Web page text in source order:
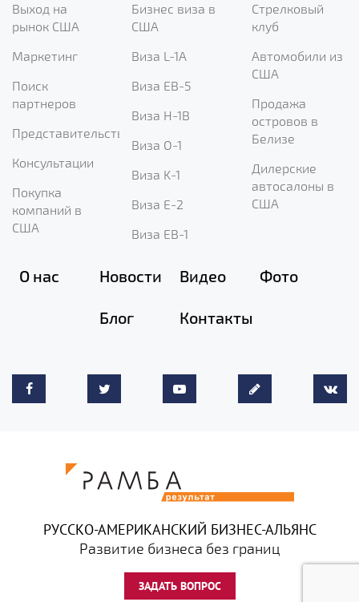
Выход на
рынок США
Маркетинг
Поиск
партнеров
Представительство
Консультации
Покупка
компаний в
США
Бизнес виза в
США
Виза L-1A
Виза EB-5
Виза H-1B
Виза O-1
Виза K-1
Виза E-2
Виза EB-1
Стрелковый
клуб
Автомобили из
США
Продажа
островов в
Белизе
Дилерские
автосалоны в
США
О нас Новости Видео Фото
Блог Контакты
РУССКО-АМЕРИКАНСКИЙ БИЗНЕС-АЛЬЯНС
Развитие бизнеса без границ
ЗАДАТЬ ВОПРОС